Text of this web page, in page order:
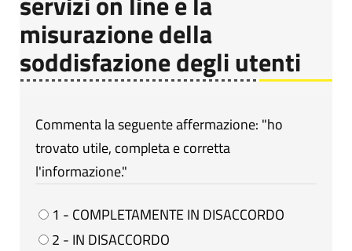
misurazione della
soddisfazione degli utenti
Commenta la seguente affermazione: "ho
trovato utile, completa e corretta
l'informazione."
1 - COMPLETAMENTE IN DISACCORDO
2 - IN DISACCORDO